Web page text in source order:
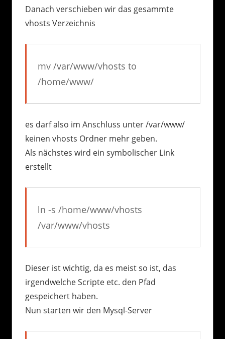
Danach verschieben wir das gesammte
vhosts Verzeichnis
mv /var/www/vhosts to
/home/www/
es darf also im Anschluss unter /var/www/
keinen vhosts Ordner mehr geben.
Als nächstes wird ein symbolischer Link
erstellt
ln -s /home/www/vhosts
/var/www/vhosts
Dieser ist wichtig, da es meist so ist, das
irgendwelche Scripte etc. den Pfad
gespeichert haben.
Nun starten wir den Mysql-Server